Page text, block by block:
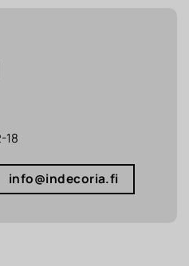
18
info@indecoria.fi